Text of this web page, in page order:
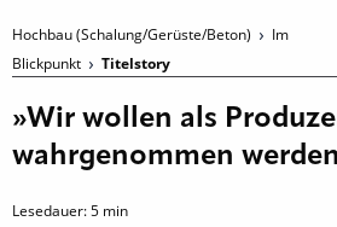
Hochbau (Schalung/Gerüste/Beton)
Im
Blickpunkt
Titelstory
»Wir wollen als
wahrgenommen
Lesedauer:5 min